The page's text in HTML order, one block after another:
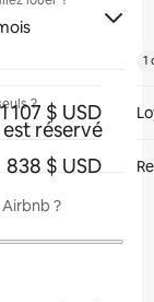
?
réservé
?
1 107 $ USD
838 $ USD
1